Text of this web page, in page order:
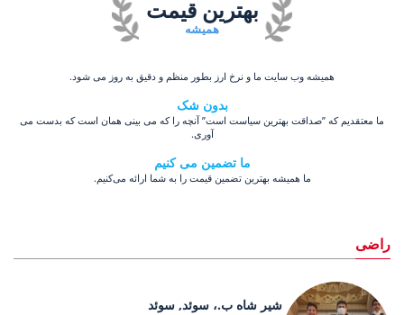
همیشه
بهترین قیمت
همیشه وب سایت ما و نرخ ارز بطور منظم و دقیق به روز می شود.
بدون شک
ما معتقدیم که ”صداقت بهترین سیاست است” آنچه را که می بینی همان است که بدست می
آوری.
ما تضمین می کنیم
ما همیشه بهترین تضمین قیمت را به شما ارائه می‌کنیم.
راضی
شیر شاه ب.، سوئد, سوئد